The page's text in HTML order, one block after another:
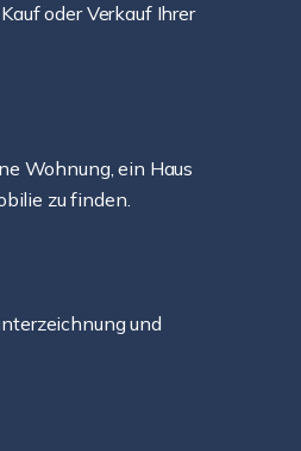
oder Verkauf Ihrer
Wohnung, ein Haus
zu finden.
und